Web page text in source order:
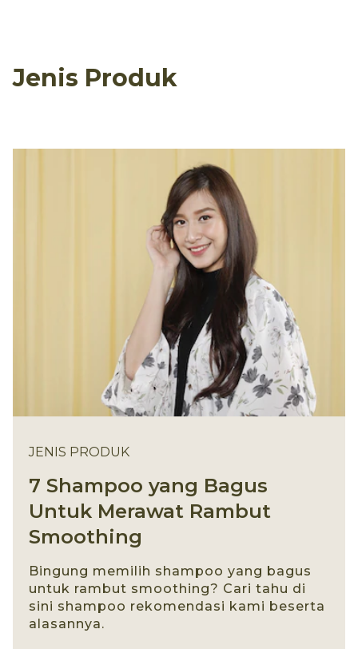
Jenis Produk
JENIS PRODUK
7 Shampoo yang Bagus
Untuk Merawat Rambut
Smoothing
Bingung memilih shampoo yang bagus
untuk rambut smoothing? Cari tahu di
sini shampoo rekomendasi kami beserta
alasannya.